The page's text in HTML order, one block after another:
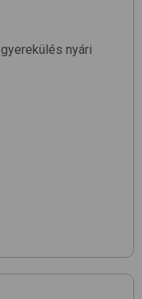
gyerekülés nyári